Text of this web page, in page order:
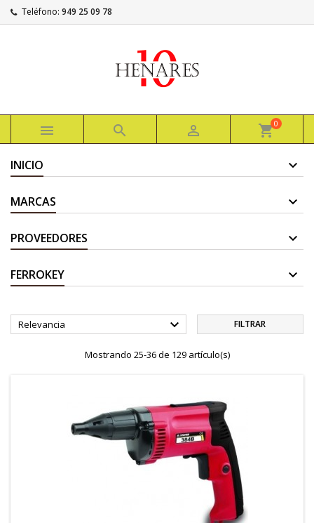
Teléfono: 949 25 09 78
   shopping_cart0
INICIO
MARCAS
PROVEEDORES
FERROKEY
Relevancia  FILTRAR
Mostrando 25-36 de 129 artículo(s)